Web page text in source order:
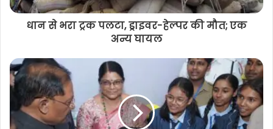
धान से भरा ट्रक पलटा, ड्राइवर-हेल्पर की मौत; एक
अन्य घायल